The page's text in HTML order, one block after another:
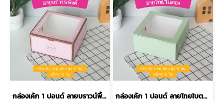
กล่องเค้ก 1 ปอนด์ ลายบราวน์พิ้งค์ รุ่น EASY กล่องเค้ก 1 ปอนด์ ลายไทยใบตอง รุ่น EASY